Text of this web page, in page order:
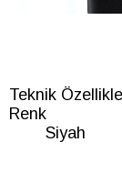
Teknik
Renk
Siyah